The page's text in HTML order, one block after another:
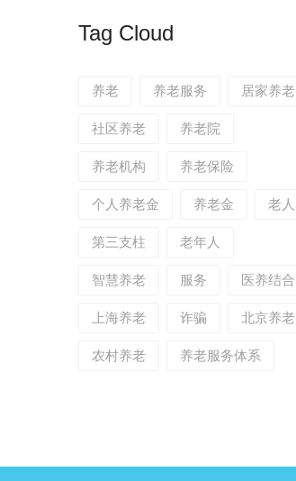
Tag Cloud
养老 养老服务 居家养老
社区养老 养老院
养老机构 养老保险
个人养老金 养老金 老人
第三支柱 老年人
智慧养老 服务 医养结合
上海养老 诈骗 北京养老
农村养老 养老服务体系